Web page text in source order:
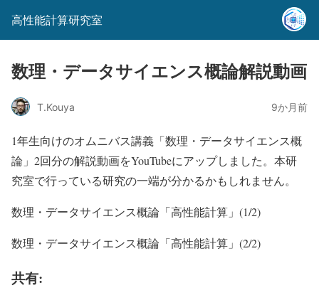
高性能計算研究室
数理・データサイエンス概論解説動画
T.Kouya 9か月前
1年生向けのオムニバス講義「数理・データサイエンス概
論」2回分の解説動画をYouTubeにアップしました。本研
究室で行っている研究の一端が分かるかもしれません。
数理・データサイエンス概論「高性能計算」(1/2)
数理・データサイエンス概論「高性能計算」(2/2)
共有: